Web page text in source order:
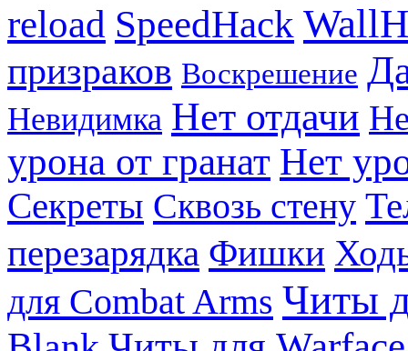
reload SpeedHack
призраков Воскрешение
Невидимка Нет отдачи
урона от гранат Нет
Секреты Сквозь стену
перезарядка Фишки
для Combat Arms Читы